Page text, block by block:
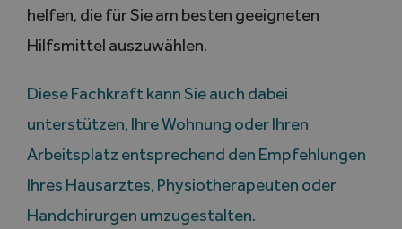
helfen, die für Sie am besten geeigneten
Hilfsmittel auszuwählen.
Diese Fachkraft kann Sie auch dabei
unterstützen, Ihre Wohnung oder Ihren
Arbeitsplatz entsprechend den Empfehlungen
Ihres Hausarztes, Physiotherapeuten oder
Handchirurgen umzugestalten.